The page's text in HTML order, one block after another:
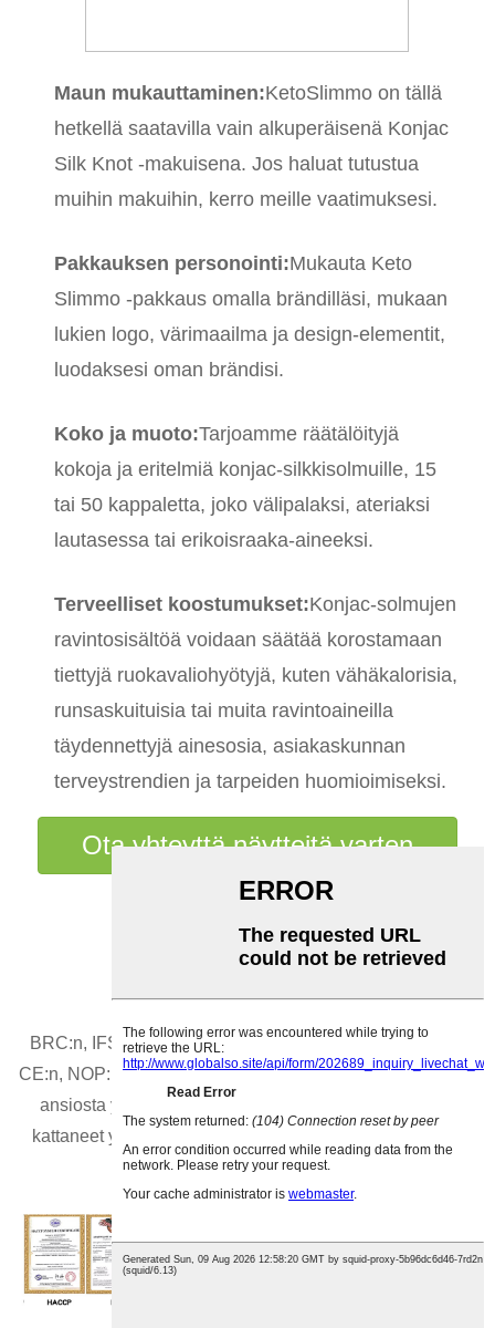
Maun mukauttaminen:KetoSlimmo on tällä
hetkellä saatavilla vain alkuperäisenä Konjac
Silk Knot -makuisena. Jos haluat tutustua
muihin makuihin, kerro meille vaatimuksesi.
Pakkauksen personointi:Mukauta Keto
Slimmo -pakkaus omalla brändilläsi, mukaan
lukien logo, värimaailma ja design-elementit,
luodaksesi oman brändisi.
Koko ja muoto:Tarjoamme räätälöityjä
kokoja ja eritelmiä konjac-silkkisolmuille, 15
tai 50 kappaletta, joko välipalaksi, ateriaksi
lautasessa tai erikoisraaka-aineeksi.
Terveelliset koostumukset:Konjac-solmujen
ravintosisältöä voidaan säätää korostamaan
tiettyjä ruokavaliohyötyjä, kuten vähäkalorisia,
runsaskuituisia tai muita ravintoaineilla
täydennettyjä ainesosia, asiakaskunnan
terveystrendien ja tarpeiden huomioimiseksi.
Ota yhteyttä näytteitä varten
Todistus
BRC:n, IFS:n, FDA:n, HALAL:n, KOSHER:n, HACCP:n,
CE:n, NOP:n ja muiden kansainvälisten laatusertifikaattien
ansiosta yrityksemme toimittamat konjac-tuotteet ovat
kattaneet yli 40 maata ja aluetta, kuten EU:n, Amerikan,
Kanadan, Aasian ja Afrikan.